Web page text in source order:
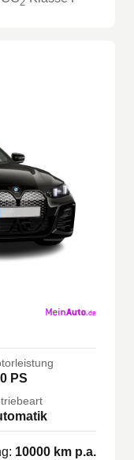
PS
10000 km p.a.